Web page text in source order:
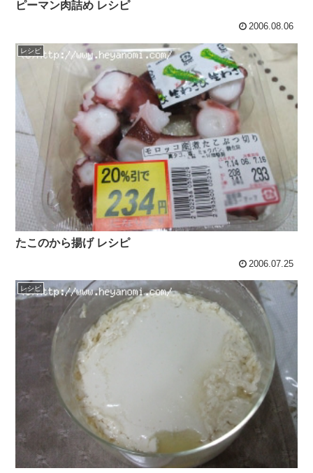
ピーマン肉詰め レシピ
2006.08.06
レシピ
たこのから揚げ レシピ
2006.07.25
レシピ